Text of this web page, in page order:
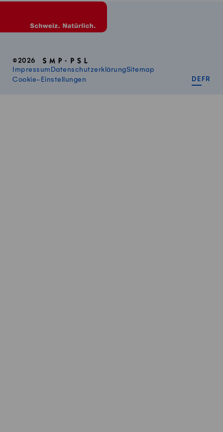
©2026
Impressum DatenschutzerklärungSitemap
Cookie-Einstellungen
DE FR